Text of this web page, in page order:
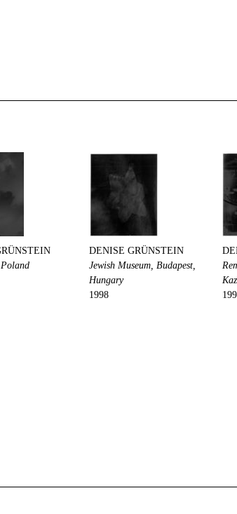
DENISE GRÜNSTEIN
Jewish Museum, Budapest,
Hungary
1998